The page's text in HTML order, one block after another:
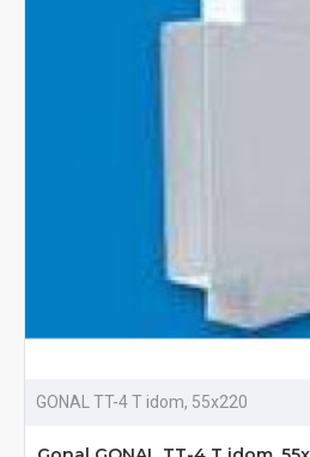
GONAL TT-4 T idom, 55x220